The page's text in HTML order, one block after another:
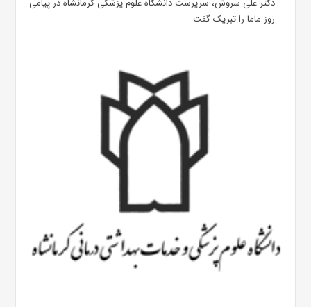
دکتر علی سروش، سرپرست دانشگاه علوم پزشکی کرمانشاه در پیامی
روز ماما را تبریک گفت